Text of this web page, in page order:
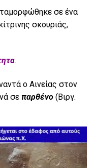
σε ένα
σκουριάς,
.
ο Αινείας στον
σε παρθένο (Βιργ.